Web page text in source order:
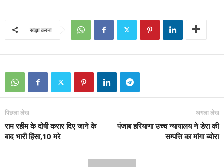
साझा करना
पिछला लेख
राम रहीम के दोषी करार दिए जाने के
बाद भारी हिंसा,10 मरे
अगला लेख
पंजाब हरियाणा उच्च न्यायालय ने डेरा की
सम्पत्ति का मांगा ब्योरा